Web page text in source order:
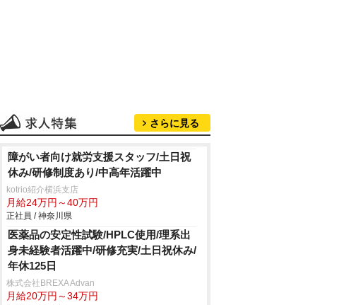
さらに見る
障がい者向け就労支援スタッフ/土日祝
休み/研修制度あり/中高年活躍中
kotrio紹介横浜支店
月給24万円～40万円
正社員 / 神奈川県
医薬品の安定性試験/HPLC使用/理系出
身未経験者活躍中/研修充実/土日祝休み/
年休125日
株式会社BREXA Advan
月給20万円～34万円